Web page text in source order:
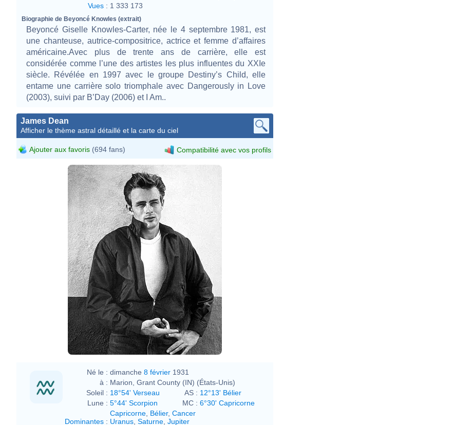
Vues : 1 333 173
Biographie de Beyoncé Knowles (extrait)
Beyoncé Giselle Knowles-Carter, née le 4 septembre 1981, est
une chanteuse, autrice-compositrice, actrice et femme d’affaires
américaine.Avec plus de trente ans de carrière, elle est
considérée comme l’une des artistes les plus influentes du XXIe
siècle. Révélée en 1997 avec le groupe Destiny’s Child, elle
entame une carrière solo triomphale avec Dangerously in Love
(2003), suivi par B’Day (2006) et I Am..
James Dean
Afficher le thème astral détaillé et la carte du ciel
Ajouter aux favoris (694 fans) Compatibilité avec vos profils
Né le : dimanche 8 février 1931
à : Marion, Grant County (IN) (États-Unis)
Soleil : 18°54' Verseau AS : 12°13' Bélier
Lune : 5°44' Scorpion MC : 6°30' Capricorne
Dominantes :
Capricorne Bélier, Cancer
Uranus Saturne Jupiter